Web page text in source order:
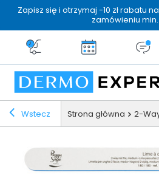
Zapisz się i otrzymaj -10 zł rabatu
zamówieniu min.
Darmowa dostawa od 199 zł
14 dni na zwrot
Wstecz Strona główna 2-